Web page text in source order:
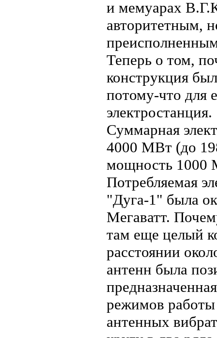
и мемуарах
авторитетным,
Теперь о том,
конструкция
потому-что для
электростанция.
Суммарная
4000 МВт (до
мощность 1000
Потребляемая
"Дуга-1" была
Мегаватт.
там еще целый
расстоянии
антенн была
режимов работы
антенных